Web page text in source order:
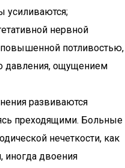
усиливаются;
нервной
потливостью,
давления, ощущением
развиваются
преходящими. Больные
нечеткости, как
иногда двоения